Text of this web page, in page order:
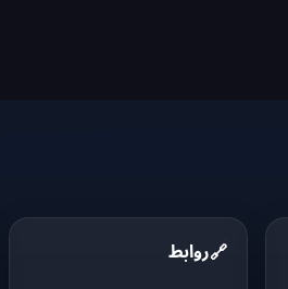
🔗روابط